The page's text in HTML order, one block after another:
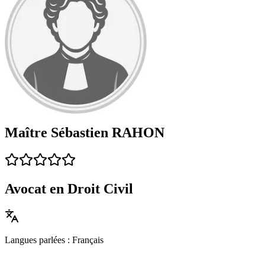
Maître Sébastien RAHON
Avocat en Droit Civil
Langues parlées : Français